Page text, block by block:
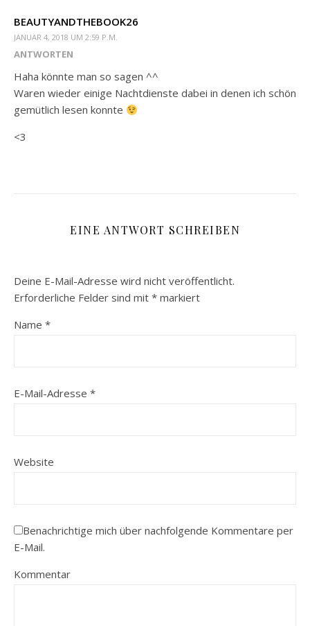
BEAUTYANDTHEBOOK26
JANUAR 4, 2018 UM 2:59 P.M.
ANTWORTEN
Haha könnte man so sagen ^^
Waren wieder einige Nachtdienste dabei in denen ich schön
gemütlich lesen konnte
<3
EINE ANTWORT SCHREIBEN
Deine E-Mail-Adresse wird nicht veröffentlicht.
Erforderliche Felder sind mit * markiert
Name *
E-Mail-Adresse *
Website
Benachrichtige mich über nachfolgende Kommentare per
E-Mail.
Kommentar